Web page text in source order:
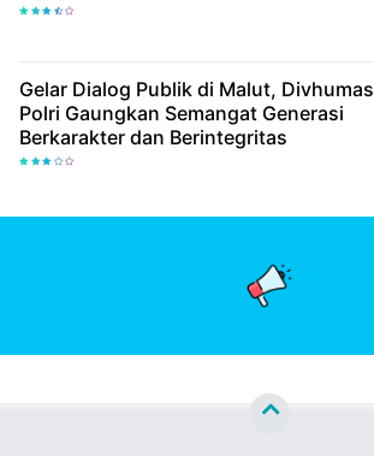
Gelar Dialog Publik di Malut, Divhumas
Polri Gaungkan Semangat Generasi
Berkarakter dan Berintegritas